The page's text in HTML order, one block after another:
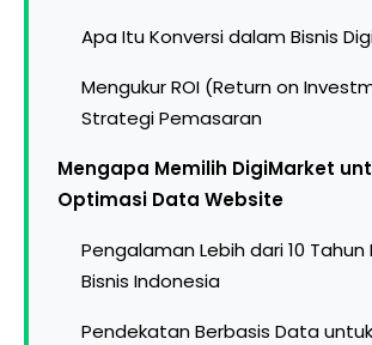
Apa Itu Konversi dalam Bisnis
Mengukur ROI (Return on
Strategi Pemasaran
Mengapa Memilih DigiMarket
Optimasi Data Website
Pengalaman Lebih dari 10
Bisnis Indonesia
Pendekatan Berbasis Data